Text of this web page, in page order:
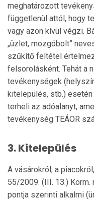
meghatározott
függetlenül attól, hogy
vagy azon kívül végzi.
„üzlet, mozgóbolt”
szűkítő feltétel
felsorolásként. Tehát a
tevékenységek
kitelepülés, stb.)
terheli az adóalanyt,
tevékenység TEÁOR
3. Kitelepülés
A vásárokról, a
55/2009. (III. 13.)
pontja szerinti alkalmi